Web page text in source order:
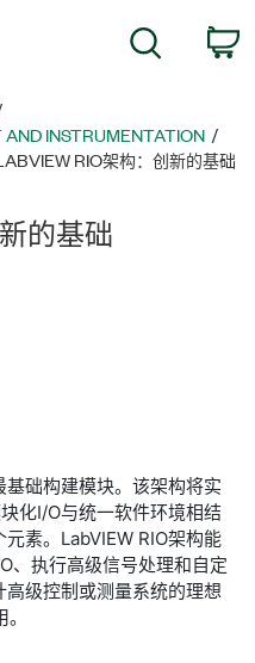
INSTRUMENTATION
RIO架构：创新的基础
的基础
基础构建模块。该架构将实
化I/O与统一软件环境相结
素。LabVIEW RIO架构能
、执行高级信号处理和自定
级控制或测量系统的理想